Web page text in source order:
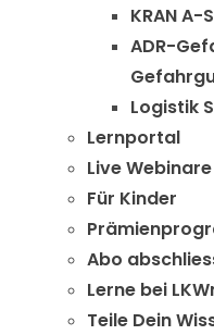
KRAN A-
ADR-
Logistik
Lernportal
Live Webinare
Für Kinder
Abo
Lerne bei
Teile Dein